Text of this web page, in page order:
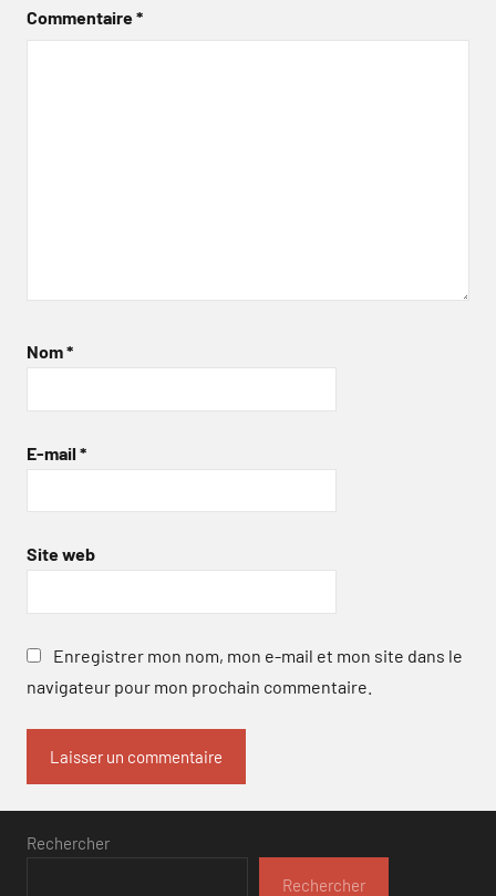
Commentaire*
Nom*
E-mail *
Site web
Enregistrer mon nom, mon e-mail et mon site dans le
navigateur pour mon prochain commentaire.
Rechercher
Rechercher